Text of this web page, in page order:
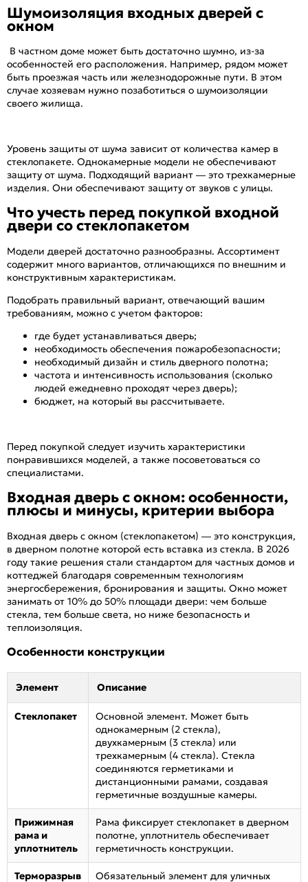
Шумоизоляция входных дверей с
окном
В частном доме может быть достаточно шумно, из-за
особенностей его расположения. Например, рядом может
быть проезжая часть или железнодорожные пути. В этом
случае хозяевам нужно позаботиться о шумоизоляции
своего жилища.
Уровень защиты от шума зависит от количества камер в
стеклопакете. Однокамерные модели не обеспечивают
защиту от шума. Подходящий вариант — это трехкамерные
изделия. Они обеспечивают защиту от звуков с улицы.
Что учесть перед покупкой входной
двери со стеклопакетом
Модели дверей достаточно разнообразны. Ассортимент
содержит много вариантов, отличающихся по внешним и
конструктивным характеристикам.
Подобрать правильный вариант, отвечающий вашим
требованиям, можно с учетом факторов:
где будет устанавливаться дверь;
необходимость обеспечения пожаробезопасности;
необходимый дизайн и стиль дверного полотна;
частота и интенсивность использования (сколько
людей ежедневно проходят через дверь);
бюджет, на который вы рассчитываете.
Перед покупкой следует изучить характеристики
понравившихся моделей, а также посоветоваться со
специалистами.
Входная дверь с окном: особенности,
плюсы и минусы, критерии выбора
Входная дверь с окном (стеклопакетом) — это конструкция,
в дверном полотне которой есть вставка из стекла. В 2026
году такие решения стали стандартом для частных домов и
коттеджей благодаря современным технологиям
энергосбережения, бронирования и защиты. Окно может
занимать от 10% до 50% площади двери: чем больше
стекла, тем больше света, но ниже безопасность и
теплоизоляция.
Особенности конструкции
Элемент Описание
Стеклопакет
Основной элемент. Может быть
однокамерным (2 стекла),
двухкамерным (3 стекла) или
трехкамерным (4 стекла). Стекла
соединяются герметиками и
дистанционными рамами, создавая
герметичные воздушные камеры.
Прижимная
рама и
уплотнитель
Рама фиксирует стеклопакет в дверном
полотне, уплотнитель обеспечивает
герметичность конструкции.
Терморазрыв Обязательный элемент для уличных